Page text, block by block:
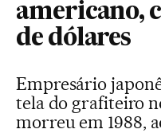
americano,
de dólares
Empresário
tela do grafiteiro
morreu em 1988,